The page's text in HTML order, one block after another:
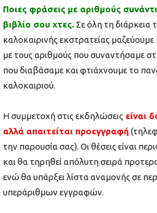
Ποιες φράσεις με αριθμούς
βιβλίο σου χτες. Σε όλη τη διάρκεια
καλοκαιρινής εκστρατείας μαζεύουμε
με τους αριθμούς που συναντήσαμε
που διαβάσαμε και φτιάχνουμε το
καλοκαιριού.
Η συμμετοχή στις εκδηλώσεις είναι
αλλά απαιτείται προεγγραφή
την παρουσία σας). Οι θέσεις είναι
και θα τηρηθεί απόλυτη σειρά
ενώ θα υπάρξει λίστα αναμονής σε
υπεράριθμων εγγραφών.